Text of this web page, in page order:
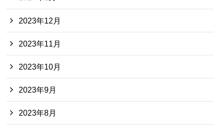
2023年12月
2023年11月
2023年10月
2023年9月
2023年8月